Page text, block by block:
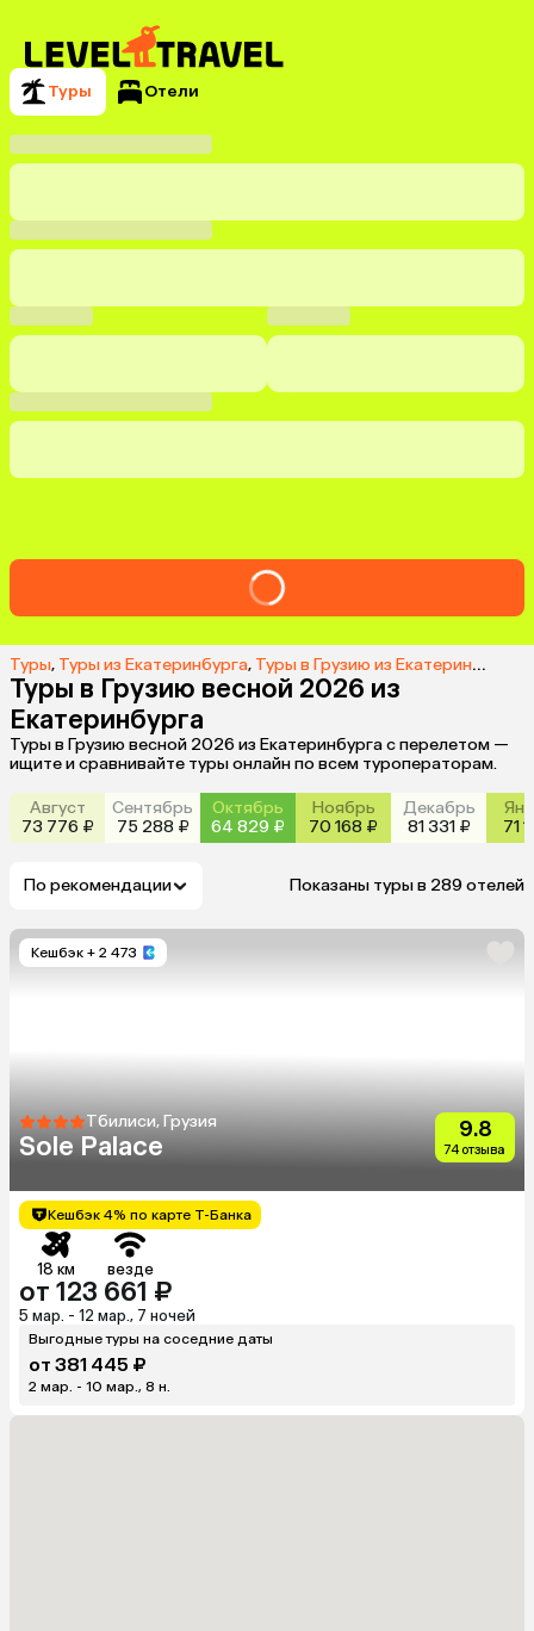
Туры Отели
Туры, Туры из Екатеринбурга, Туры в Грузию из Екатеринбурга
Туры в Грузию весной 2026 из
Екатеринбурга
Туры в Грузию весной 2026 из Екатеринбурга с перелетом —
ищите и сравнивайте туры онлайн по всем туроператорам.
Август
73 776 ₽
Сентябрь
75 288 ₽
Октябрь
64 829 ₽
Ноябрь
70 168 ₽
Декабрь
81 331 ₽
71
По рекомендации Показаны туры в 289 отелей
Кешбэк + 2 473
Тбилиси, Грузия
Sole Palace
9.8
74 отзыва
Кешбэк 4% по карте Т-Банка
18 км везде
от 123 661 ₽
5 мар. - 12 мар., 7 ночей
Выгодные туры на соседние даты
от 381 445 ₽
2 мар. - 10 мар., 8 н.